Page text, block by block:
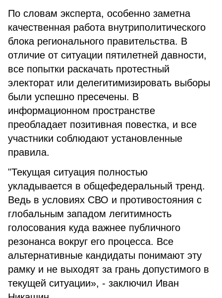
По словам эксперта, особенно заметна
качественная работа внутриполитического
блока регионального правительства. В
отличие от ситуации пятилетней давности,
все попытки раскачать протестный
электорат или делегитимизировать выборы
были успешно пресечены. В
информационном пространстве
преобладает позитивная повестка, и все
участники соблюдают установленные
правила.
"Текущая ситуация полностью
укладывается в общефедеральный тренд.
Ведь в условиях СВО и противостояния с
глобальным западом легитимность
голосования куда важнее публичного
резонанса вокруг его процесса. Все
альтернативные кандидаты понимают эту
рамку и не выходят за грань допустимого в
текущей ситуации», - заключил Иван